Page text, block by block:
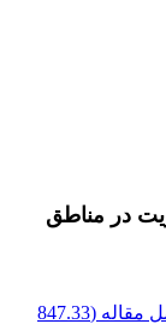
در مناطق
مقاله (847.33